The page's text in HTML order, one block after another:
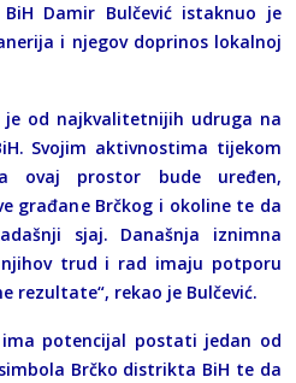
Damir Bulčević istaknuo je
i njegov doprinos lokalnoj
je od najkvalitetnijih udruga na
Svojim aktivnostima tijekom
ovaj prostor bude uređen,
građane Brčkog i okoline te da
sjaj. Današnja iznimna
trud i rad imaju potporu
rezultate“, rekao je Bulčević.
potencijal postati jedan od
Brčko distrikta BiH te da